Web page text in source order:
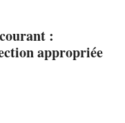
:
appropriée